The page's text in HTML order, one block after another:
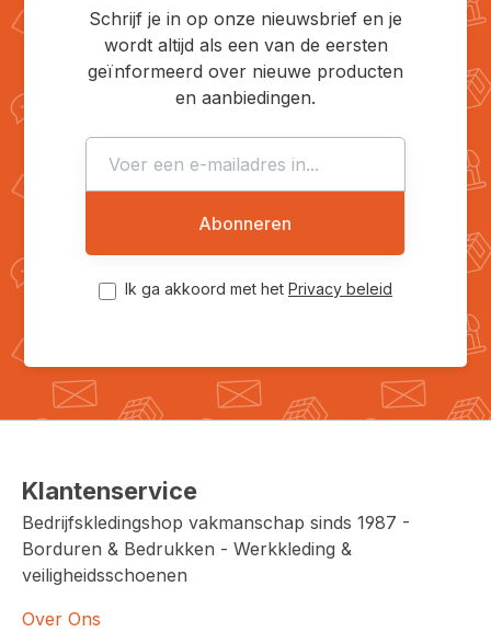
Schrijf je in op onze nieuwsbrief en je
wordt altijd als een van de eersten
geïnformeerd over nieuwe producten
en aanbiedingen.
Abonneren
Ik ga akkoord met het Privacy beleid
Klantenservice
Bedrijfskledingshop vakmanschap sinds 1987 -
Borduren & Bedrukken - Werkkleding &
veiligheidsschoenen
Over Ons